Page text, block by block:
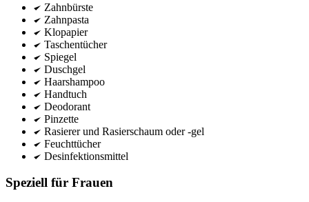
Zahnbürste
Zahnpasta
Klopapier
Taschentücher
Spiegel
Duschgel
Haarshampoo
Handtuch
Deodorant
Pinzette
Rasierer und Rasierschaum oder -gel
Feuchttücher
Desinfektionsmittel
Speziell für Frauen